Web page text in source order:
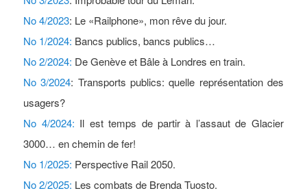
No 4/2023: Le «Railphone», mon rêve du jour.
No 1/2024: Bancs publics, bancs publics…
No 2/2024: De Genève et Bâle à Londres en train.
No 3/2024: Transports publics: quelle représentation des
usagers?
No 4/2024: Il est temps de partir à l’assaut de Glacier
3000… en chemin de fer!
No 1/2025: Perspective Rail 2050.
No 2/2025: Les combats de Brenda Tuosto.